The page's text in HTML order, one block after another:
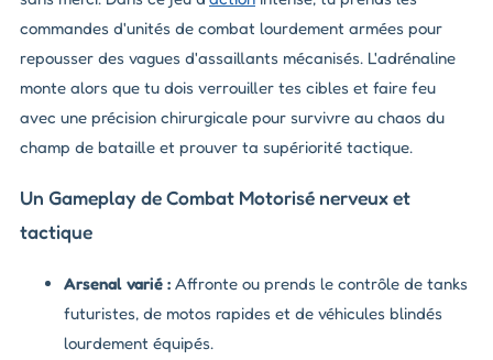
commandes d'unités de combat lourdement armées pour
repousser des vagues d'assaillants mécanisés. L'adrénaline
monte alors que tu dois verrouiller tes cibles et faire feu
avec une précision chirurgicale pour survivre au chaos du
champ de bataille et prouver ta supériorité tactique.
Un Gameplay de Combat Motorisé nerveux et
tactique
Arsenal varié : Affronte ou prends le contrôle de tanks
futuristes, de motos rapides et de véhicules blindés
lourdement équipés.